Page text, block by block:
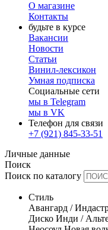
О магазине
Контакты
будьте в курсе
Вакансии
Новости
Статьи
Винил-лексикон
Умная подписка
Социальные сети
мы в Telegram
мы в VK
Телефон для связи
+7 (921) 845-33-51
Личные данные
Поиск
Поиск по каталогу
Стиль
Авангард /
Диско Инди /